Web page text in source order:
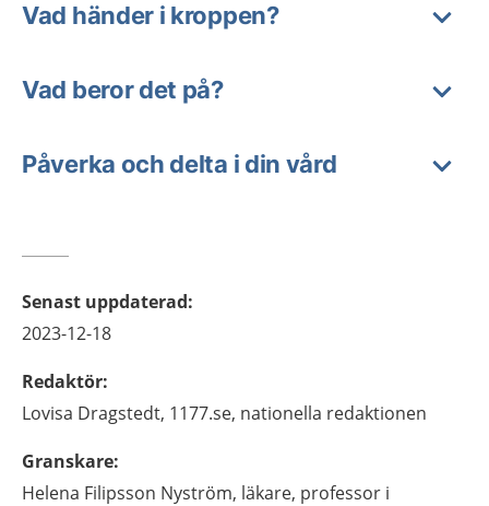
Vad händer i kroppen?
Vad beror det på?
Påverka och delta i din vård
Senast uppdaterad:
2023-12-18
Redaktör:
Lovisa Dragstedt, 1177.se, nationella redaktionen
Granskare:
Helena Filipsson Nyström, läkare, professor i